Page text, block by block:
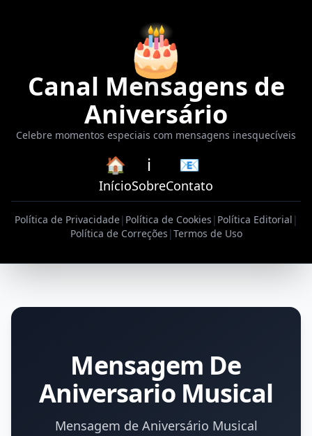
🎂
Canal Mensagens de
Aniversário
Celebre momentos especiais com mensagens inesquecíveis
🏠
Início
ℹ️
Sobre
📧
Contato
Política de Privacidade| Política de Cookies | Política Editorial |
Política de Correções |Termos de Uso
Mensagem De
Aniversario Musical
Mensagem de Aniversário Musical